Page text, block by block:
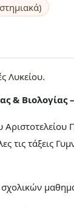
Λυκείου
&
τις τάξεις
σχολικών